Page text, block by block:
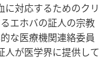
に対応するためのクリ
エホバの証人の宗教
な医療機関連絡委員
が医学界に提供して